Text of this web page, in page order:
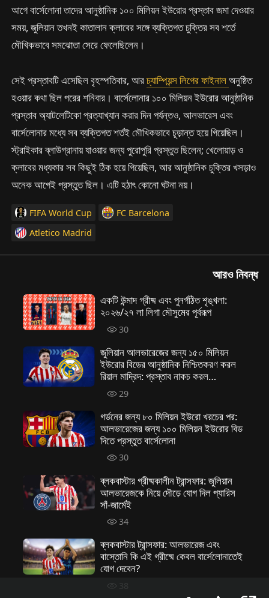
আগে বার্সেলোনা তাদের আনুষ্ঠানিক ১০০ মিলিয়ন ইউরোর প্রস্তাব জমা দেওয়ার
সময়, জুলিয়ান তখনই কাতালান ক্লাবের সঙ্গে ব্যক্তিগত চুক্তির সব শর্তে
মৌখিকভাবে সমঝোতা সেরে ফেলেছিলেন।
সেই প্রস্তাবটি এসেছিল বৃহস্পতিবার, আরচ্যাম্পিয়ন্স লিগের ফাইনালঅনুষ্ঠিত
হওয়ার কথা ছিল পরের শনিবার। বার্সেলোনার ১০০ মিলিয়ন ইউরোর আনুষ্ঠানিক
প্রস্তাব অ্যাটলেটিকো প্রত্যাখ্যান করার দিন পর্যন্তও, আলভারেস এবং
বার্সেলোনার মধ্যে সব ব্যক্তিগত শর্তই মৌখিকভাবে চূড়ান্ত হয়ে গিয়েছিল।
স্ট্রাইকার ব্লাউগ্রানায় যাওয়ার জন্য পুরোপুরি প্রস্তুত ছিলেন; খেলোয়াড় ও
ক্লাবের মধ্যকার সব কিছুই ঠিক হয়ে গিয়েছিল, আর আনুষ্ঠানিক চুক্তির খসড়াও
অনেক আগেই প্রস্তুত ছিল। এটি হঠাৎ কোনো ঘটনা নয়।
FIFA World Cup
FC Barcelona
Atletico Madrid
আরও নিবন্ধ
একটি উন্মাদ গ্রীষ্ম এবং পুনর্গঠিত শৃঙ্খলা:
২০২৬/২৭ লা লিগা মৌসুমের পূর্বরূপ
30
জুলিয়ান আলভারেজের জন্য ১৫০ মিলিয়ন
ইউরোর বিডের আনুষ্ঠানিক নিশ্চিতকরণ করল
রিয়াল মাদ্রিদ: প্রস্তাব নাকচ করল
অ্যাটলেটিকো মাদ্রিদ
29
গর্ডনের জন্য ৮০ মিলিয়ন ইউরো খরচের পর:
আলভারেজের জন্য ১০০ মিলিয়ন ইউরোর বিড
দিতে প্রস্তুত বার্সেলোনা
30
ব্লকবাস্টার গ্রীষ্মকালীন ট্রান্সফার: জুলিয়ান
আলভারেজকে নিয়ে দৌড়ে যোগ দিল প্যারিস
সাঁ-জার্মেই
34
ব্লকবাস্টার ট্রান্সফার: আলভারেজ এবং
বাস্তোনি কি এই গ্রীষ্মে কেবল বার্সেলোনাতেই
যোগ দেবেন?